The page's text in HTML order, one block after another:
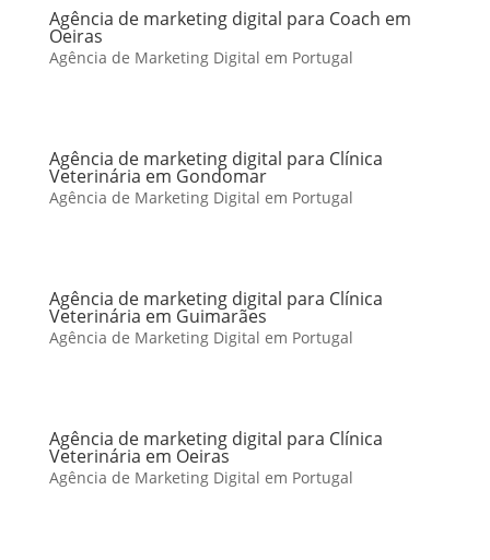
Agência de marketing digital para Coach em
Oeiras
Agência de Marketing Digital em Portugal
Agência de marketing digital para Clínica
Veterinária em Gondomar
Agência de Marketing Digital em Portugal
Agência de marketing digital para Clínica
Veterinária em Guimarães
Agência de Marketing Digital em Portugal
Agência de marketing digital para Clínica
Veterinária em Oeiras
Agência de Marketing Digital em Portugal